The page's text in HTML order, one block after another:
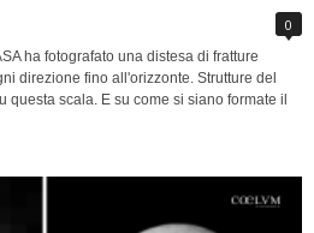
0
ha fotografato una distesa di fratture
direzione fino all'orizzonte. Strutture del
questa scala. E su come si siano formate il